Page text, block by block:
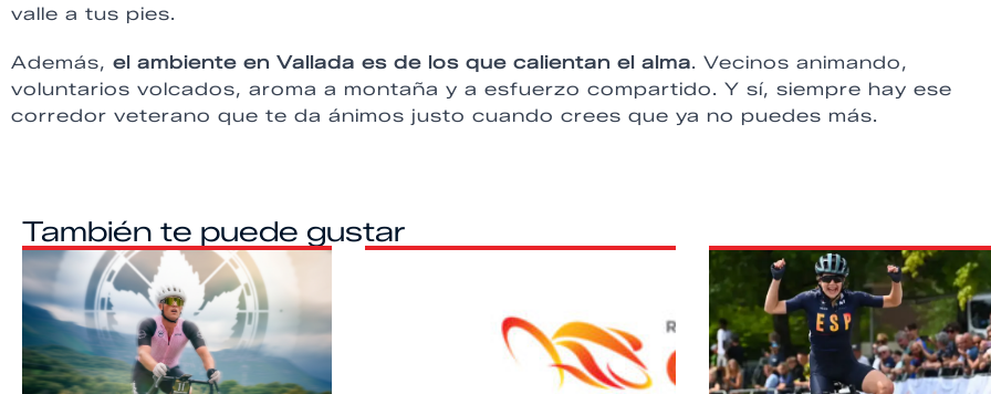
valle a tus pies.
Además, el ambiente en Vallada es de los que calientan el alma. Vecinos animando,
voluntarios volcados, aroma a montaña y a esfuerzo compartido. Y sí, siempre hay ese
corredor veterano que te da ánimos justo cuando crees que ya no puedes más.
También te puede gustar